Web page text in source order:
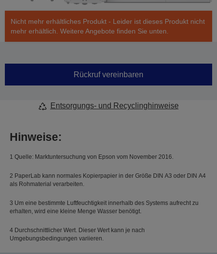
Nicht mehr erhältliches Produkt - Leider ist dieses Produkt nicht
mehr erhältlich. Weitere Angebote finden Sie unten.
Rückruf vereinbaren
Entsorgungs- und Recyclinghinweise
Hinweise:
1 Quelle: Marktuntersuchung von Epson vom November 2016.
2 PaperLab kann normales Kopierpapier in der Größe DIN A3 oder DIN A4
als Rohmaterial verarbeiten.
3 Um eine bestimmte Luftfeuchtigkeit innerhalb des Systems aufrecht zu
erhalten, wird eine kleine Menge Wasser benötigt.
4 Durchschnittlicher Wert. Dieser Wert kann je nach
Umgebungsbedingungen variieren.